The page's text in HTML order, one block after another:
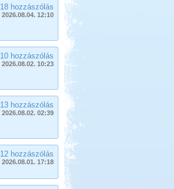
18 hozzászólás
2026.08.04. 12:10
10 hozzászólás
2026.08.02. 10:23
13 hozzászólás
2026.08.02. 02:39
12 hozzászólás
2026.08.01. 17:18